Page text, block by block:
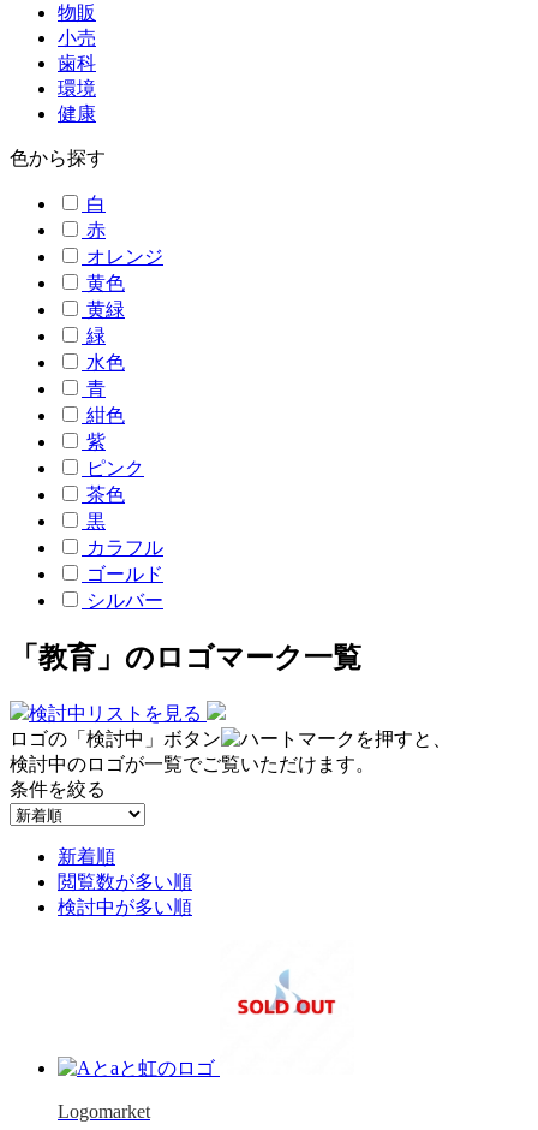
物販
小売
歯科
環境
健康
色から探す
白
赤
オレンジ
黄色
黄緑
緑
水色
青
紺色
紫
ピンク
茶色
黒
カラフル
ゴールド
シルバー
「教育」のロゴマーク一覧
検討中リストを見る
ロゴの「検討中」ボタン
を押すと、
検討中のロゴが一覧でご覧いただけます。
条件を絞る
新着順
閲覧数が多い順
検討中が多い順
Logomarket